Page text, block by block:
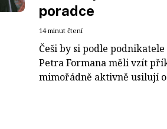
poradce
14 minut čtení
Češi by si podle
Petra Formana měli vzít
mimořádně aktivně usilují